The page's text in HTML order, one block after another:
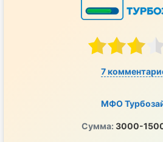
7
МФО
Сумма: 3000-